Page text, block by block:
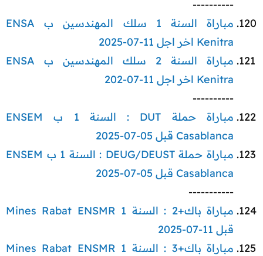
----------​
مباراة السنة 1 سلك المهندسين ب ENSA
Kenitra اخر اجل 11-07-2025
مباراة السنة 2 سلك المهندسين ب ENSA
Kenitra اخر اجل 11-07-202
----------​
مباراة حملة DUT : السنة 1 ب ENSEM
Casablanca قبل 05-07-2025
مباراة حملة DEUG/DEUST :
السنة 1 ب ENSEM
Casablanca قبل 05-07-2025
-----------​
مباراة باك+2 : السنة 1 Mines Rabat ENSMR
قبل 11-07-2025
مباراة باك+3 : السنة 1 Mines Rabat ENSMR